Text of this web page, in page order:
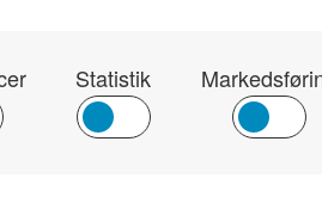
støtte.
ønsker.
CDU lever slet ikke
SPD minder